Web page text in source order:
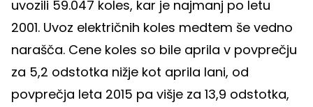
uvozili 59.047 koles, kar je najmanj po letu
2001. Uvoz električnih koles medtem še vedno
narašča. Cene koles so bile aprila v povprečju
za 5,2 odstotka nižje kot aprila lani, od
povprečja leta 2015 pa višje za 13,9 odstotka,